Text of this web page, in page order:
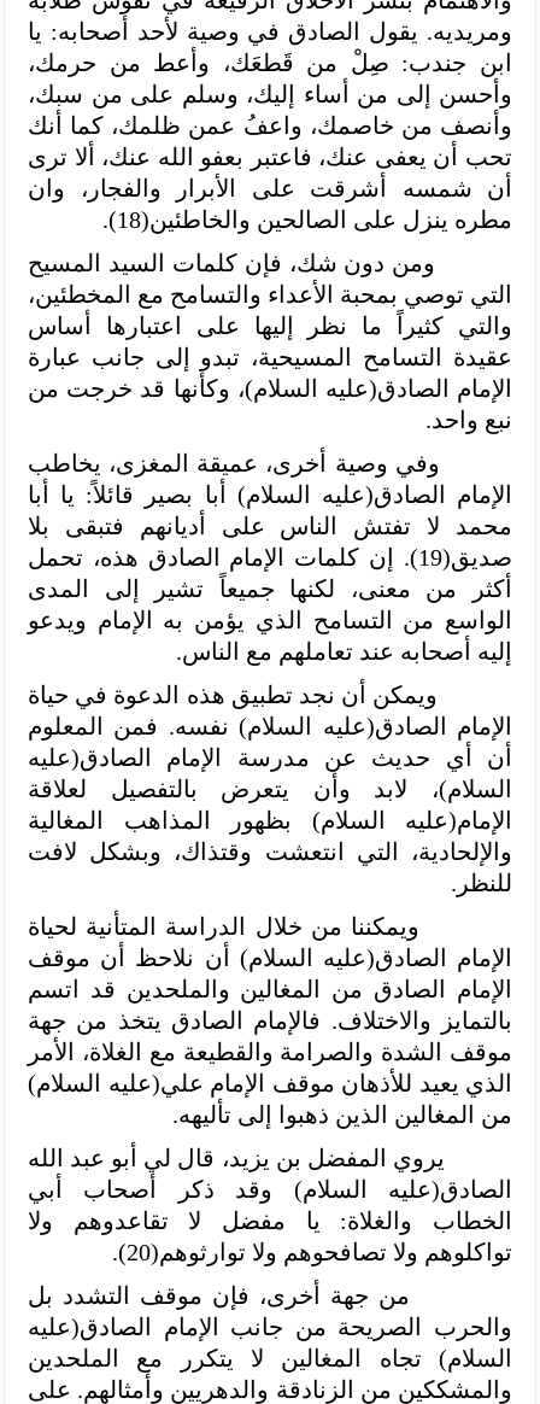
ومريديه. يقول الصادق في وصية لأحد أصحابه: يا
ابن جندب: صِلْ من قَطعَك، وأعط من حرمك،
وأحسن إلى من أساء إليك، وسلم على من سبك،
وأنصف من خاصمك، واعفُ عمن ظلمك، كما أنك
تحب أن يعفى عنك، فاعتبر بعفو الله عنك، ألا ترى
أن شمسه أشرقت على الأبرار والفجار، وان
مطره ينزل على الصالحين والخاطئين(18).
ومن دون شك، فإن كلمات السيد المسيح
التي توصي بمحبة الأعداء والتسامح مع المخطئين،
والتي كثيراً ما نظر إليها على اعتبارها أساس
عقيدة التسامح المسيحية، تبدو إلى جانب عبارة
الإمام الصادق(عليه السلام)، وكأنها قد خرجت من
نبع واحد.
وفي وصية أخرى، عميقة المغزى، يخاطب
الإمام الصادق(عليه السلام) أبا بصير قائلاً: يا أبا
محمد لا تفتش الناس على أديانهم فتبقى بلا
صديق(19). إن كلمات الإمام الصادق هذه، تحمل
أكثر من معنى، لكنها جميعاً تشير إلى المدى
الواسع من التسامح الذي يؤمن به الإمام ويدعو
إليه أصحابه عند تعاملهم مع الناس.
ويمكن أن نجد تطبيق هذه الدعوة في حياة
الإمام الصادق(عليه السلام) نفسه. فمن المعلوم
أن أي حديث عن مدرسة الإمام الصادق(عليه
السلام)، لابد وأن يتعرض بالتفصيل لعلاقة
الإمام(عليه السلام) بظهور المذاهب المغالية
والإلحادية، التي انتعشت وقتذاك، وبشكل لافت
للنظر.
ويمكننا من خلال الدراسة المتأنية لحياة
الإمام الصادق(عليه السلام) أن نلاحظ أن موقف
الإمام الصادق من المغالين والملحدين قد اتسم
بالتمايز والاختلاف. فالإمام الصادق يتخذ من جهة
موقف الشدة والصرامة والقطيعة مع الغلاة، الأمر
الذي يعيد للأذهان موقف الإمام علي(عليه السلام)
من المغالين الذين ذهبوا إلى تأليهه.
يروي المفضل بن يزيد، قال لي أبو عبد الله
الصادق(عليه السلام) وقد ذكر أصحاب أبي
الخطاب والغلاة: يا مفضل لا تقاعدوهم ولا
تواكلوهم ولا تصافحوهم ولا توارثوهم(20).
من جهة أخرى، فإن موقف التشدد بل
والحرب الصريحة من جانب الإمام الصادق(عليه
السلام) تجاه المغالين لا يتكرر مع الملحدين
والمشككين من الزنادقة والدهريين وأمثالهم. على